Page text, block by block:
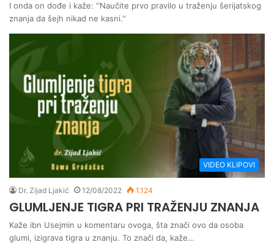
I onda on dođe i kaže: ''Naučite prvo pravilo u traženju šerijatskog
znanja da šejh nikad ne kasni.''
VIDEO KLIPOVI
Dr. Zijad Ljakić 12/08/2022 1.124
GLUMLJENJE TIGRA PRI TRAŽENJU ZNANJA
Kaže ibn Usejmin u komentaru ovoga, šta znači ovo da osoba
glumi, izigrava tigra u znanju. To znači da, kaže…